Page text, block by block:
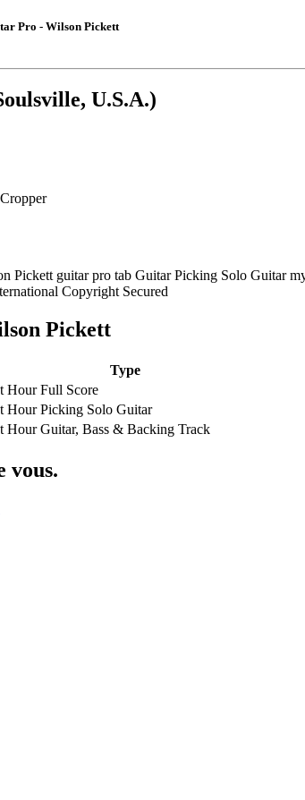
Pro - Wilson Pickett
U.S.A.)
Copyright Secured
Pickett
Type
Hour Full Score
Hour Picking Solo Guitar
Hour Guitar, Bass & Backing Track
vous.